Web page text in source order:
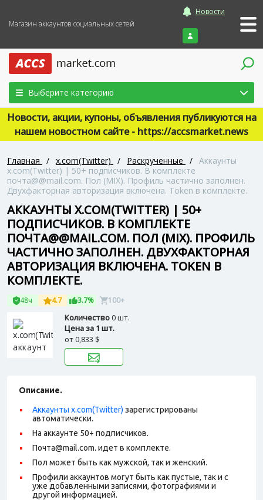
Магазин аккаунтов социальных сетей
Новости
Войти
Выберите категорию
Новости, акции, купоны, объявления публикуются на
нашем новостном сайте - https://accsmarket.news
Главная / x.com(Twitter) / Раскрученные / Аккаунты
x.com(Twitter) | 50+ подписчиков. В комплекте
почта@@mail.com. Пол (MIX). Профиль частично заполнен.
Двухфакторная авторизация включена. Token в комплекте.
АККАУНТЫ X.COM(TWITTER) | 50+
ПОДПИСЧИКОВ. В КОМПЛЕКТЕ
ПОЧТА@@MAIL.COM. ПОЛ (MIX). ПРОФИЛЬ
ЧАСТИЧНО ЗАПОЛНЕН. ДВУХФАКТОРНАЯ
АВТОРИЗАЦИЯ ВКЛЮЧЕНА. TOKEN В
КОМПЛЕКТЕ.
48ч 4.7 3.7% 100+
Количество0 шт.
Цена за 1 шт.
от0,833 $
Описание.
Аккаунты x.com(Twitter) зарегистрированы
автоматически.
На аккаунте 50+ подписчиков.
Почта@mail.com. идет в комплекте.
Пол может быть как мужской, так и женский.
Профили аккаунтов могут быть как пустые, так и с
уже добавленными записями, фотографиями и
другой информацией.